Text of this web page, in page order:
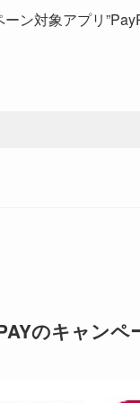
ン対象アプリ
のキャンペ